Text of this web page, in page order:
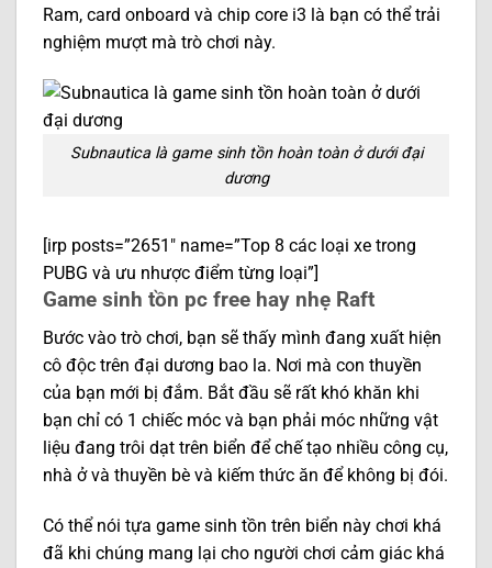
Ram, card onboard và chip core i3 là bạn có thể trải
nghiệm mượt mà trò chơi này.
Subnautica là game sinh tồn hoàn toàn ở dưới đại
dương
[irp posts=”2651″ name=”Top 8 các loại xe trong
PUBG và ưu nhược điểm từng loại”]
Game sinh tồn pc free hay nhẹ Raft
Bước vào trò chơi, bạn sẽ thấy mình đang xuất hiện
cô độc trên đại dương bao la. Nơi mà con thuyền
của bạn mới bị đắm. Bắt đầu sẽ rất khó khăn khi
bạn chỉ có 1 chiếc móc và bạn phải móc những vật
liệu đang trôi dạt trên biển để chế tạo nhiều công cụ,
nhà ở và thuyền bè và kiếm thức ăn để không bị đói.
Có thể nói tựa game sinh tồn trên biển này chơi khá
đã khi chúng mang lại cho người chơi cảm giác khá